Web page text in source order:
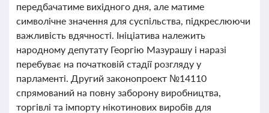
передбачатиме вихідного дня, але матиме
символічне значення для суспільства, підкреслюючи
важливість вдячності. Ініціатива належить
народному депутату Георгію Мазурашу і наразі
перебуває на початковій стадії розгляду у
парламенті. Другий законопроект №14110
спрямований на повну заборону виробництва,
торгівлі та імпорту нікотинових виробів для